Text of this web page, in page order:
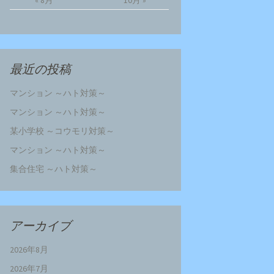
最近の投稿
マンション ～ハト対策～
マンション ～ハト対策～
某小学校 ～コウモリ対策～
マンション ～ハト対策～
集合住宅 ～ハト対策～
アーカイブ
2026年8月
2026年7月